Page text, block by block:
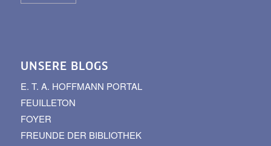
UNSERE BLOGS
E. T. A. HOFFMANN PORTAL
FEUILLETON
FOYER
FREUNDE DER BIBLIOTHEK